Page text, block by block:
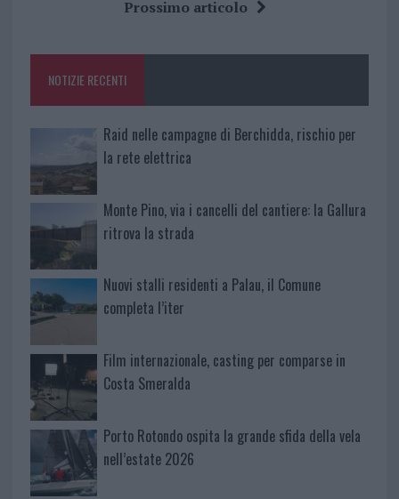
o
k
res
p
re
Prossimo articolo
NOTIZIE RECENTI
Raid nelle campagne di Berchidda, rischio per
la rete elettrica
Monte Pino, via i cancelli del cantiere: la Gallura
ritrova la strada
Nuovi stalli residenti a Palau, il Comune
completa l’iter
Film internazionale, casting per comparse in
Costa Smeralda
Porto Rotondo ospita la grande sfida della vela
nell’estate 2026